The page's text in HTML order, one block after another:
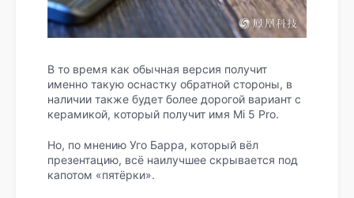
В то время как обычная версия получит
именно такую оснастку обратной стороны, в
наличии также будет более дорогой вариант с
керамикой, который получит имя Mi 5 Pro.
Но, по мнению Уго Барра, который вёл
презентацию, всё наилучшее скрывается под
капотом «пятёрки».